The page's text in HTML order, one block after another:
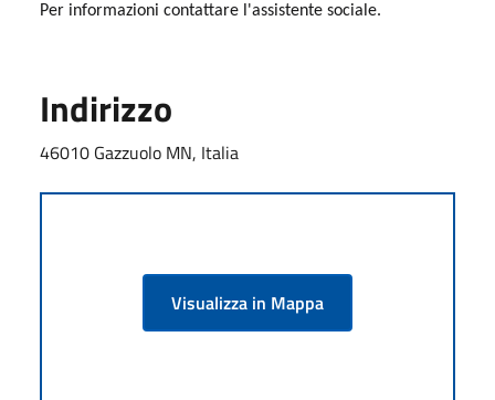
Per informazioni contattare l'assistente sociale.
Indirizzo
46010 Gazzuolo MN, Italia
Visualizza in Mappa